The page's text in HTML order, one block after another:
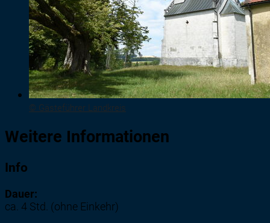
© Gästeführer Landkreis
Weitere Informationen
Info
Dauer:
ca. 4 Std. (ohne Einkehr)